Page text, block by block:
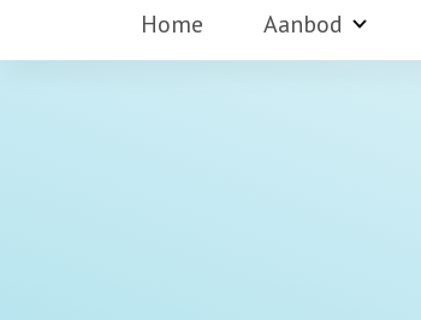
Home Aanbod